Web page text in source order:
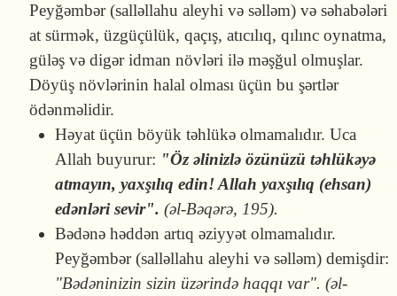
Peyğəmbər (salləllahu aleyhi və səlləm) və səhabələri
at sürmək, üzgüçülük, qaçış, atıcılıq, qılınc oynatma,
güləş və digər idman növləri ilə məşğul olmuşlar.
Döyüş növlərinin halal olması üçün bu şərtlər
ödənməlidir.
Həyat üçün böyük təhlükə olmamalıdır. Uca
Allah buyurur: "Öz əlinizlə özünüzü təhlükəyə
atmayın, yaxşılıq edin! Allah yaxşılıq (ehsan)
edənləri sevir".(əl-Bəqərə, 195).
Bədənə həddən artıq əziyyət olmamalıdır.
Peyğəmbər (salləllahu aleyhi və səlləm) demişdir:
"Bədəninizin sizin üzərində haqqı var". (əl-